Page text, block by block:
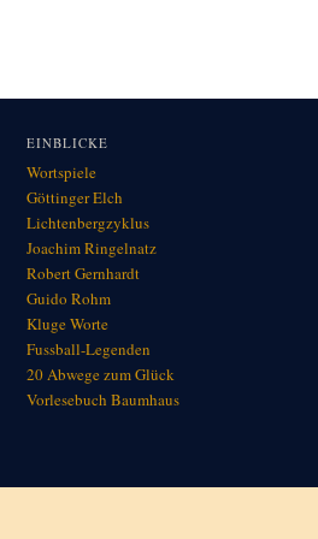
EINBLICKE
Wortspiele
Göttinger Elch
Lichtenbergzyklus
Joachim Ringelnatz
Robert Gernhardt
Guido Rohm
Kluge Worte
Fussball-Legenden
20 Abwege zum Glück
Vorlesebuch Baumhaus